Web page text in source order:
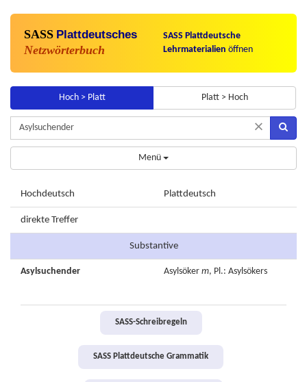
SASS Plattdeutsches
Netzwörterbuch
SASS Plattdeutsche
Lehrmaterialien öffnen
Hoch > Platt Platt > Hoch
×
Menü
Hochdeutsch Plattdeutsch
direkte Treffer
Substantive
Asylsuchender Asylsöker m, Pl.: Asylsökers
SASS-Schreibregeln
SASS Plattdeutsche Grammatik